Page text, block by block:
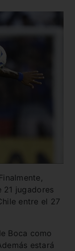
jugadores
entre el 27
Boca como
estará